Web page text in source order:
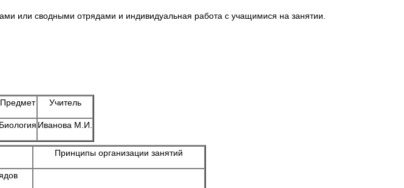
или сводными отрядами и индивидуальная работа с учащимися на занятии.
Предмет Учитель
Биология Иванова М.И.
Принципы организации занятий